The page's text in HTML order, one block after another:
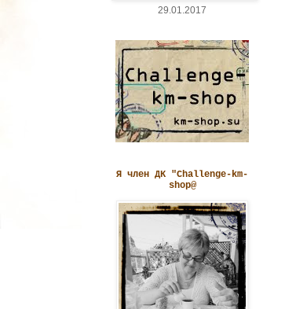
29.01.2017
Я член ДК "Challenge-km-
shop@